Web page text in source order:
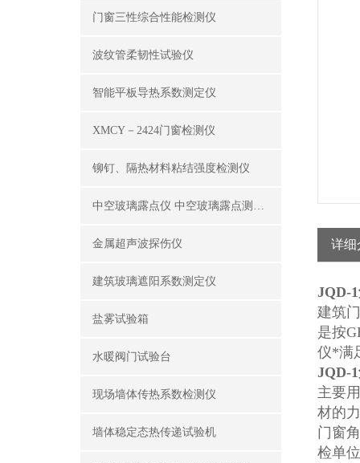
门窗三性综合性能检测仪
波纹管柔韧性试验仪
智能平板导热系数测定仪
XMCY－2424门窗检测仪
铆钉、隔热材料粘结强度检测仪
中空玻璃露点仪 中空玻璃露点测试仪器
金属超声波探伤仪
建筑玻璃遮阳系数测定仪
盐雾试验箱
水暖阀门试验台
现场墙体传热系数检测仪
墙体稳定态热传递试验机
详细
JQD-
建筑
是按
仪*满
JQD-
主要
材的
门窗
检单